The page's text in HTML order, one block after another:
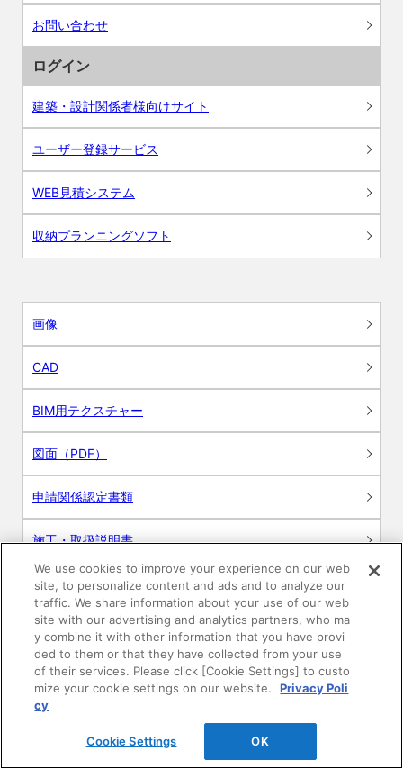
お問い合わせ
ログイン
建築・設計関係者様向けサイト
ユーザー登録サービス
WEB見積システム
収納プランニングソフト
画像
CAD
BIM用テクスチャー
図面（PDF）
申請関係認定書類
施工・取扱説明書
動画
シミュレーションツール
24時間換気システム〈エアスマート〉
簡易設計見積ソフト
R&Dセンター環境測定・分析サービス
We use cookies to improve your experience on our web
site, to personalize content and ads and to analyze our
traffic. We share information about your use of our web
site with our advertising and analytics partners, who ma
y combine it with other information that you have provi
ded to them or that they have collected from your use
of their services. Please click [Cookie Settings] to custo
mize your cookie settings on our website.
Privacy Poli
cy
Cookie Settings OK